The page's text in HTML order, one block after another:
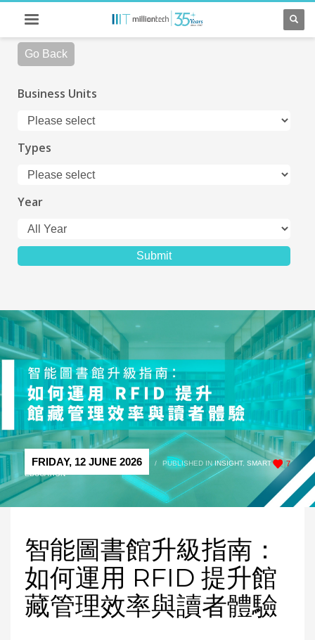
Go Back
Business Units
Types
Year
7
FRIDAY, 12 JUNE 2026 / PUBLISHED ININSIGHT, SMART
EDUCATION
智能圖書館升級指南：
如何運用 RFID 提升館
藏管理效率與讀者體驗